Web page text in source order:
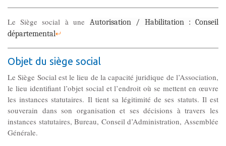
Ses locaux
Son histoire
Ses missions, son objet
Rapports d’activité
Le Siège social à uneAutorisation / Habilitation : Conseil
départemental
Objet du siège social
Le Siège Social est le lieu de la capacité juridique de l’Association,
le lieu identifiant l’objet social et l’endroit où se mettent en œuvre
les instances statutaires. Il tient sa légitimité de ses statuts. Il est
souverain dans son organisation et ses décisions à travers les
instances statutaires, Bureau, Conseil d’Administration, Assemblée
Générale.